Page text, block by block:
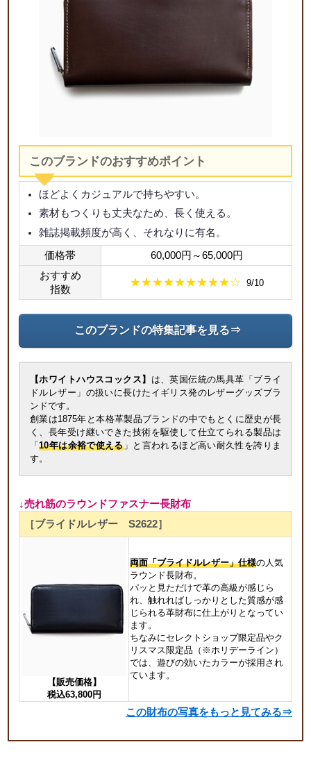
このブランドのおすすめポイント
ほどよくカジュアルで持ちやすい。
素材もつくりも丈夫なため、長く使える。
雑誌掲載頻度が高く、それなりに有名。
価格帯
60,000円～65,000円
おすすめ
指数
★★★★★★★★★☆ 9/10
このブランドの特集記事を見る⇒
【ホワイトハウスコックス】 は、英国伝統の馬具革「ブライ
ドルレザー」の扱いに長けたイギリス発のレザーグッズブラ
ンドです。
創業は1875年と本格革製品ブランドの中でもとくに歴史が長
く、長年受け継いできた技術を駆使して仕立てられる製品は
「10年は余裕で使える」と言われるほど高い耐久性を誇りま
す。
↓売れ筋のラウンドファスナー長財布
［ブライドルレザー S2622］
【販売価格】
税込63,800円
両面「ブライドルレザー」仕様の人気
ラウンド長財布。
パッと見ただけで革の高級が感じら
れ、触れればしっかりとした質感が感
じられる革財布に仕上がりとなってい
ます。
ちなみにセレクトショップ限定品やク
リスマス限定品（※ホリデーライン）
では、遊びの効いたカラーが採用され
ています。
この財布の写真をもっと見てみる⇒